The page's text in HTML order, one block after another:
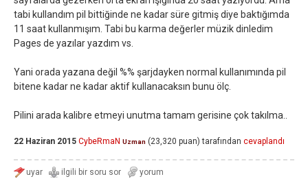
tabi kullandım pil bittiğinde ne kadar süre gitmiş diye baktığımda
11 saat kullanmışım. Tabi bu karma değerler müzik dinledim
Pages de yazılar yazdım vs.
Yani orada yazana değil %% şarjdayken normal kullanımında pil
bitene kadar ne kadar aktif kullanacaksın bunu ölç.
Pilini arada kalibre etmeyi unutma tamam gerisine çok takılma..
22 Haziran 2015 CybeRmaN Uzman (23,320 puan) tarafından cevaplandı